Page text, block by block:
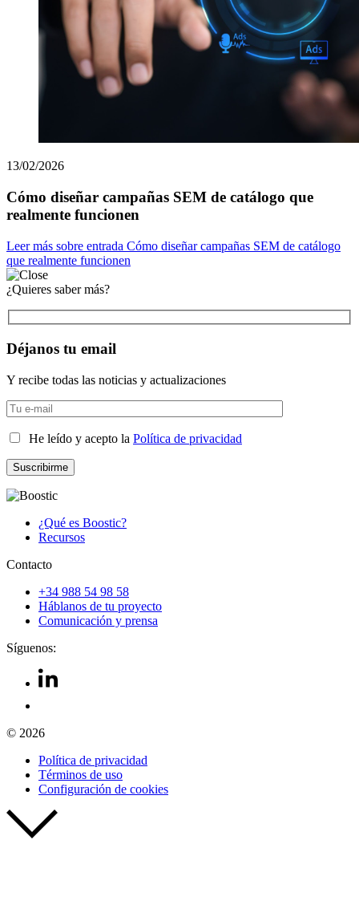
13/02/2026
Cómo diseñar campañas SEM de catálogo que
realmente funcionen
Leer más sobre entrada Cómo diseñar campañas SEM de catálogo
que realmente funcionen
¿Quieres saber más?
Déjanos tu email
Y recibe todas las noticias y actualizaciones
He leído y acepto la Política de privacidad
¿Qué es Boostic?
Recursos
Contacto
+34 988 54 98 58
Háblanos de tu proyecto
Comunicación y prensa
Síguenos:
© 2026
Política de privacidad
Términos de uso
Configuración de cookies